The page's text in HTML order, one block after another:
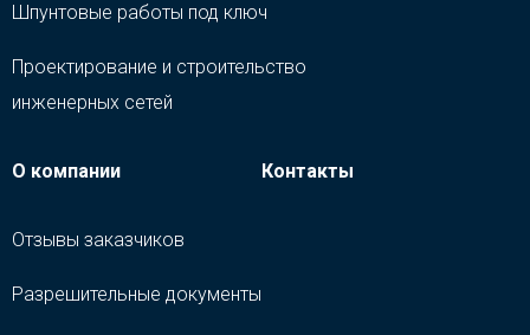
Шпунтовые работы под ключ
Проектирование и строительство
инженерных сетей
О компании
Отзывы заказчиков
Разрешительные документы
Контакты